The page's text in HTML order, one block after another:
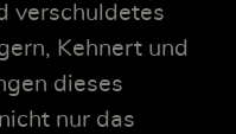
verschuldetes
Kehnert und
dieses
nur das